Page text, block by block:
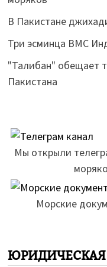
В Пакистане
Три эсминца ВМС
"Талибан" обещает
Пакистана
Мы открыли
Морские